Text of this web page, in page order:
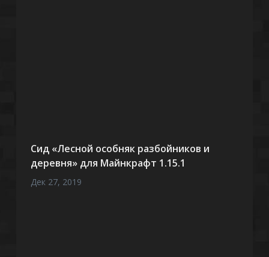
Сид «Лесной особняк разбойников и
деревня» для Майнкрафт 1.15.1
Дек 27, 2019